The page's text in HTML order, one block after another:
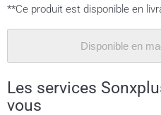
**Ce produit est disponible en
Disponible en
Les services
vous